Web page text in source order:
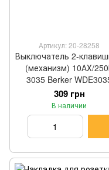
Артикул: 20-28258
Выключатель 2-
(механизм) 10АХ/
3035 Berker
309 грн
В наличии